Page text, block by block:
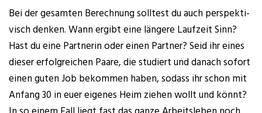
Bei der gesam­ten Berech­nung soll­test du auch per­spek­ti­
visch den­ken. Wann ergibt eine län­ge­re Lauf­zeit Sinn?
Hast du eine Part­ne­rin oder einen Part­ner? Seid ihr eines
die­ser erfolg­rei­chen Paa­re, die stu­diert und danach sofort
einen guten Job bekom­men haben, sodass ihr schon mit
Anfang 30 in euer eige­nes Heim zie­hen wollt und könnt?